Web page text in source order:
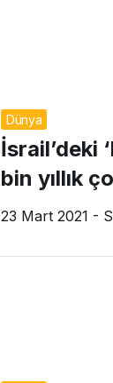
Dünya
İsrail’deki
bin yıllık
23 Mart 2021 -